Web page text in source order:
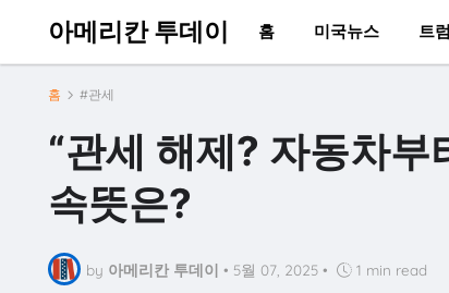
아메리칸 투데이 홈 미국뉴스 트
홈 #관세
“관세 해제? 자동차
속뜻은?
by 아메리칸 투데이 • 5월 07, 2025 • 1 min read